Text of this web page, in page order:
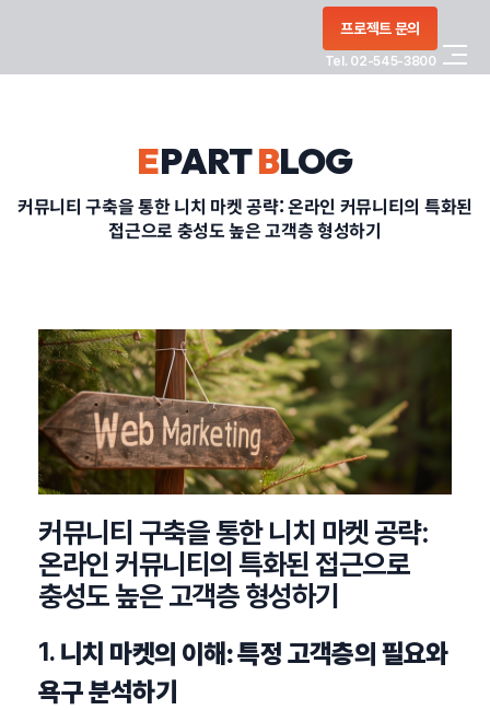
프로젝트 문의
Tel. 02-545-3800
PORTFOLIO
CONTACT
정부지원사업
EPARTBLOG
커뮤니티 구축을 통한 니치 마켓 공략: 온라인 커뮤니티의 특화된
접근으로 충성도 높은 고객층 형성하기
커뮤니티 구축을 통한 니치 마켓 공략:
온라인 커뮤니티의 특화된 접근으로
충성도 높은 고객층 형성하기
1. 니치 마켓의 이해: 특정 고객층의 필요와
욕구 분석하기